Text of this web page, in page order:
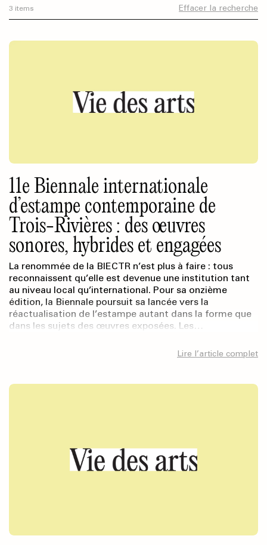
3 items Effacer la recherche
11e Biennale internationale
d’estampe contemporaine de
Trois-Rivières : des œuvres
sonores, hybrides et engagées
La renommée de la BIECTR n’est plus à faire : tous
reconnaissent qu’elle est devenue une institution tant
au niveau local qu’international. Pour sa onzième
édition, la Biennale poursuit sa lancée vers la
réactualisation de l’estampe autant dans la forme que
dans les sujets des œuvres exposées. Les…
Lire l’article complet